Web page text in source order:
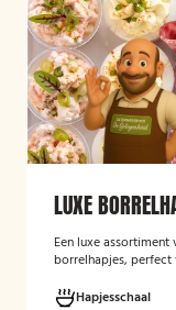
LUXE
Een luxe
borrelhapjes,
Hapjesschaal